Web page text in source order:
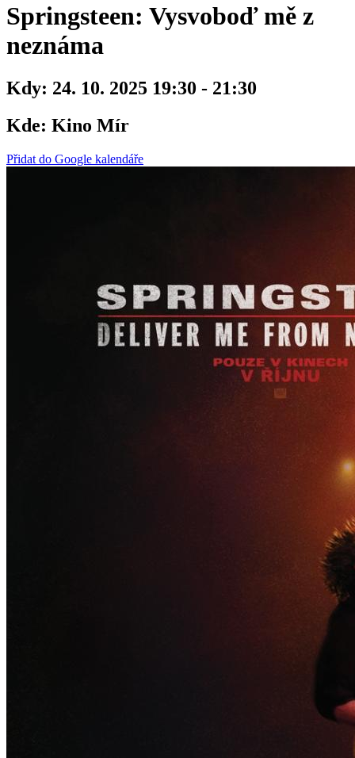
Springsteen: Vysvoboď mě z
neznáma
Kdy: 24. 10. 2025 19:30 - 21:30
Kde: Kino Mír
Přidat do Google kalendáře